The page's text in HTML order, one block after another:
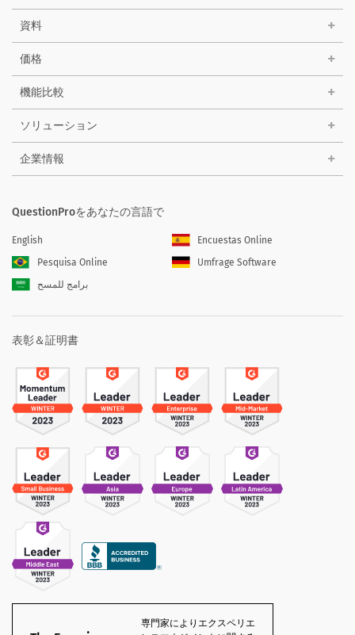
資料
価格
機能比較
ソリューション
企業情報
QuestionProをあなたの言語で
English
Encuestas Online
Pesquisa Online
Umfrage Software
برامج للمسح
表彰＆証明書
専門家によりエクスペリエ